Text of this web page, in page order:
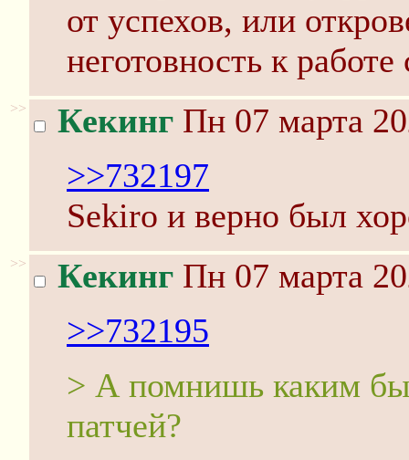
от успехов, или
неготовность к
>> Кекинг Пн 07 марта
>>732197
Sekiro и верно был
>> Кекинг Пн 07 марта
>>732195
> А помнишь каким
патчей?